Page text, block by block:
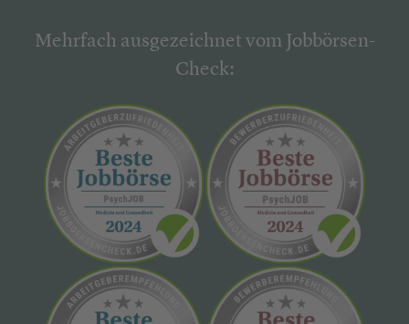
Mehrfach ausgezeichnet vom Jobbörsen-
Check: